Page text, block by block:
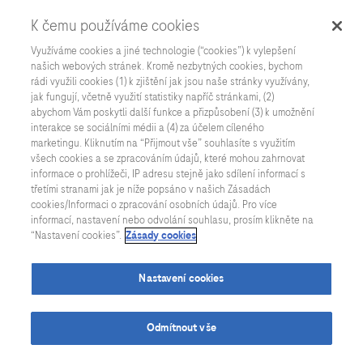
K čemu používáme cookies
Využíváme cookies a jiné technologie (“cookies”) k vylepšení
našich webových stránek. Kromě nezbytných cookies, bychom
rádi využili cookies (1) k zjištění jak jsou naše stránky využívány,
jak fungují, včetně využití statistiky napříč stránkami, (2)
abychom Vám poskytli další funkce a přizpůsobení (3) k umožnění
interakce se sociálními médii a (4) za účelem cíleného
marketingu. Kliknutím na “Přijmout vše” souhlasíte s využitím
všech cookies a se zpracováním údajů, které mohou zahrnovat
informace o prohlížeči, IP adresu stejně jako sdílení informací s
třetími stranami jak je níže popsáno v našich Zásadách
cookies/Informaci o zpracování osobních údajů. Pro více
informací, nastavení nebo odvolání souhlasu, prosím klikněte na
“Nastavení cookies”. Zásady cookies
Nastavení cookies
Odmítnout vše